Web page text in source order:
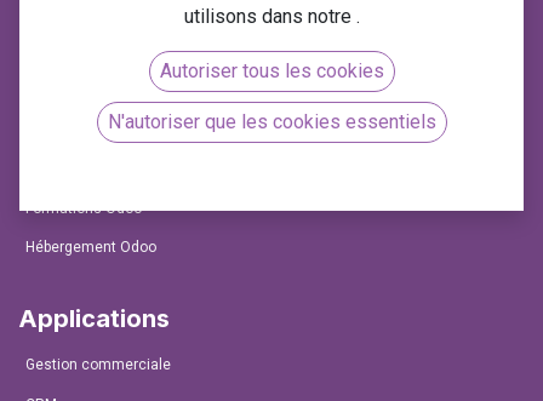
Conseil & Expertise Odoo
Support et Maintenance
Formations Odoo
Hébergement Odoo
Applications
Gestion commerciale
utilisons dans notre .
Autoriser tous les cookies
N'autoriser que les cookies essentiels